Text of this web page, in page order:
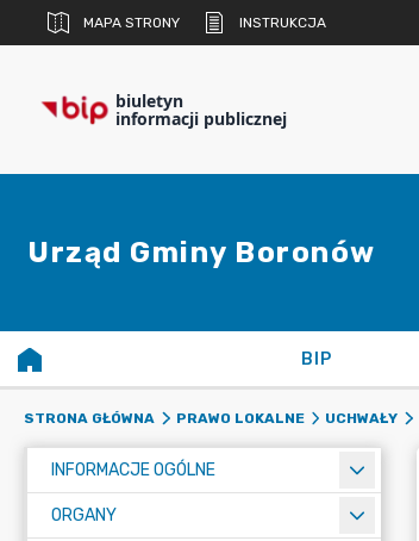
MAPA STRONY INSTRUKCJA
biuletyn
informacji publicznej
Urząd Gminy Boronów
BIP
STRONA GŁÓWNA PRAWO LOKALNE UCHWAŁY
INFORMACJE OGÓLNE
ORGANY